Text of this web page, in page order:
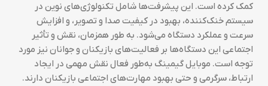
کمک کرده است. این پیشرفت‌ها شامل تکنولوژی‌های نوین در
سیستم خنک‌کننده، بهبود در کیفیت صدا و تصویر، و افزایش
سرعت و عملکرد دستگاه می‌شود. به طور همزمان، نقش و تأثیر
اجتماعی این دستگاه‌ها بر فعالیت‌های بازیکنان و جوانان نیز مورد
توجه است. موبایل گیمینگ به‌طور فعال نقش مهمی در ایجاد
ارتباط، سرگرمی و حتی بهبود مهارت‌های اجتماعی بازیکنان دارند.